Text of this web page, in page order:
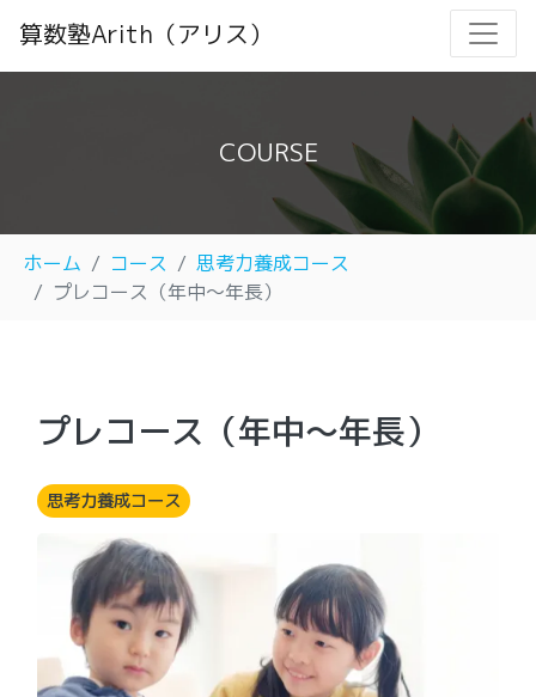
算数塾Arith（アリス）
COURSE
ホーム コース
思考力養成コース
プレコース（年中～年長）
プレコース（年中～年長）
思考力養成コース